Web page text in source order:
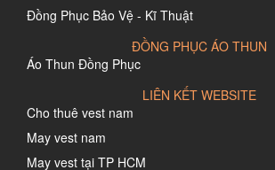
Đồng Phục Bảo Vệ - Kĩ Thuật
ĐỒNG PHỤC ÁO THUN
Áo Thun Đồng Phục
LIÊN KẾT WEBSITE
Cho thuê vest nam
May vest nam
May vest tại TP HCM